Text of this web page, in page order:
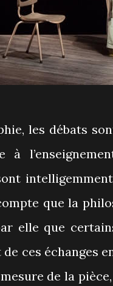
les débats
à
que la
elle que
ces échanges
de la